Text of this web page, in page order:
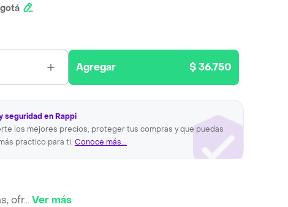
Agregar $ 36.750
seguridad en Rappi
los mejores precios, proteger tus compras y que puedas
practico para ti. Conoce más...
ofr...Ver más